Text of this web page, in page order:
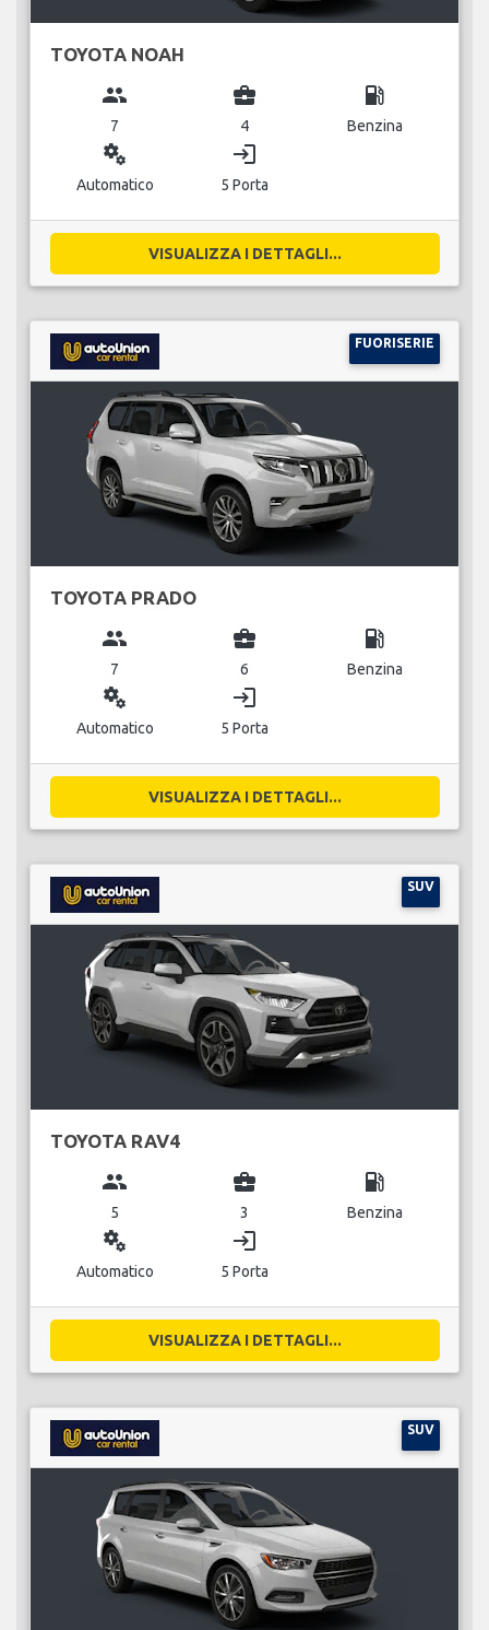
TOYOTA NOAH
group
7
business_center
4
local_gas_station
Benzina
miscellaneous_services
Automatico
login
5 Porta
VISUALIZZA I DETTAGLI...
FUORISERIE
TOYOTA PRADO
group
7
business_center
6
local_gas_station
Benzina
miscellaneous_services
Automatico
login
5 Porta
VISUALIZZA I DETTAGLI...
SUV
TOYOTA RAV4
group
5
business_center
3
local_gas_station
Benzina
miscellaneous_services
Automatico
login
5 Porta
VISUALIZZA I DETTAGLI...
SUV